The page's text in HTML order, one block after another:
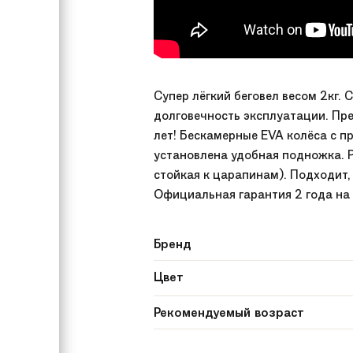
Супер лёгкий беговел весом
долговечность эксплуатации.
лет! Бескамерные EVA колёса с
установлена удобная подножка.
стойкая к царапинам).
Официальная гарантия 2 года
Бренд
Цвет
Рекомендуемый возраст